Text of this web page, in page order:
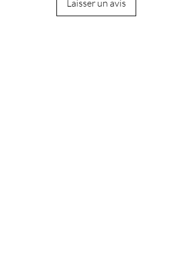
Laisser un avis